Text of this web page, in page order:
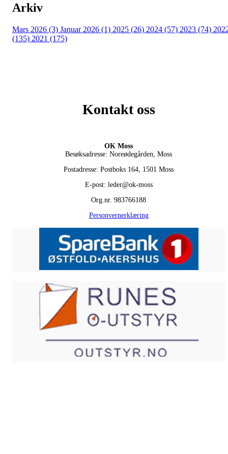
Arkiv
Mars 2026 (3) Januar 2026 (1) 2025 (26) 2024 (57) 2023 (74)
(135) 2021 (175)
Kontakt oss
OK Moss
Besøksadresse: Noreødegården, Moss
Postadresse: Postboks 164, 1501 Moss
E-post: leder@ok-moss
Org.nr. 983766188
Personvernerklæring